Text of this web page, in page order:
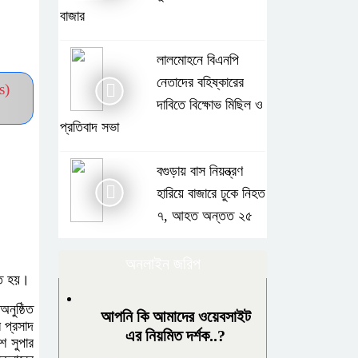
হয়।
সুপার
বাজার
লালমোহনে বিএনপি
নেতাদের বহিষ্কারের
দাবিতে বিক্ষোভ মিছিল ও
প্রতিবাদ সভা
বগুড়ায় বাস নিয়ন্ত্রণ
হারিয়ে বাজারে ঢুকে নিহত
৭, আহত অন্তত ২৫
অভিযোগ ও মামলা
আপনি কি আমাদের ওয়েবসাইট
এর নিয়মিত দর্শক..?